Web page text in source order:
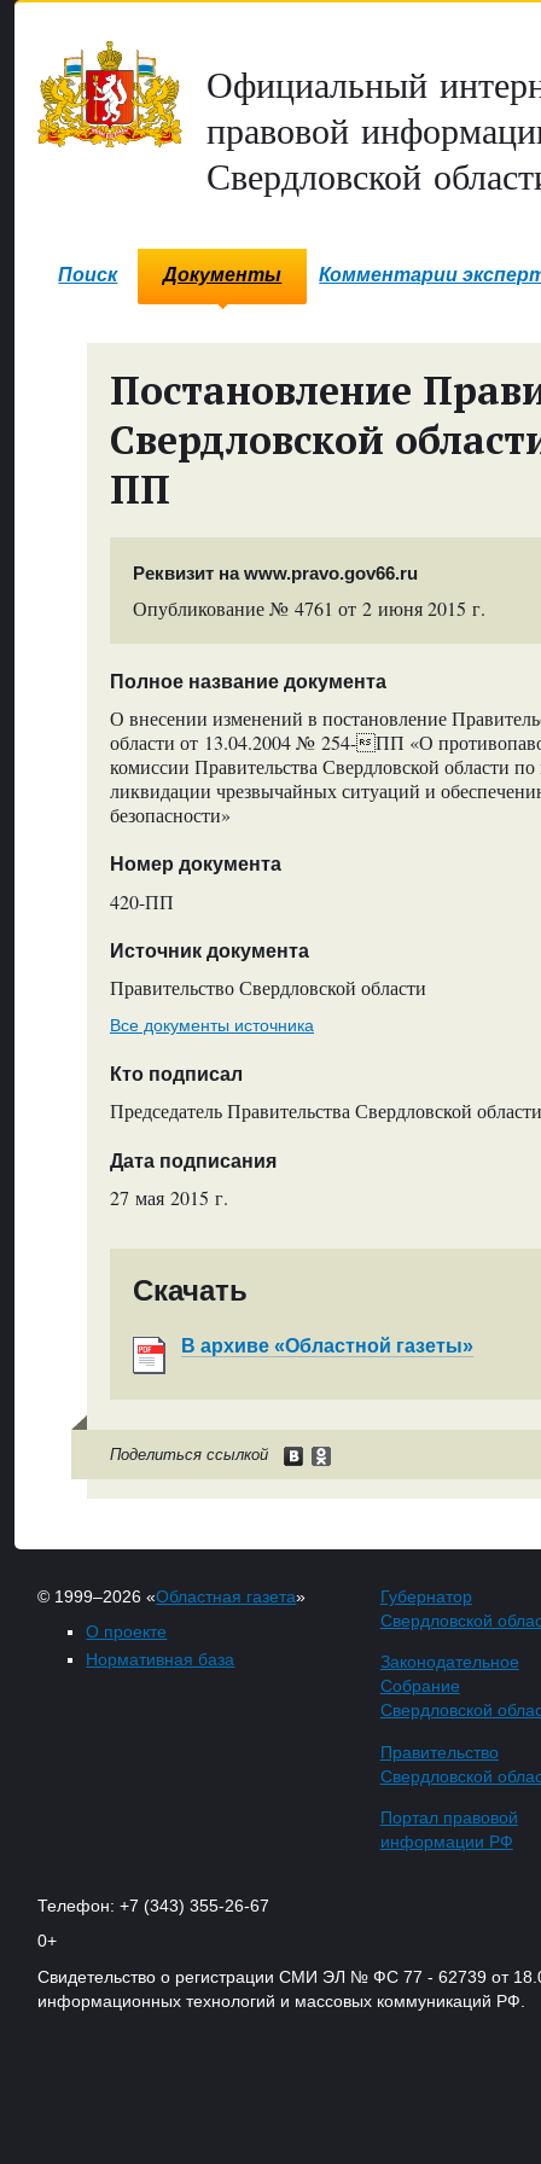
Официальный
правовой
Свердловской
Поиск Документы Комментарии
Постановление
Свердловской
ПП
Реквизит на www.pravo.gov66.ru
Опубликование № 4761 от 2 июня 2015 г.
Полное название документа
О внесении изменений в постановление
области от 13.04.2004 № 254-ПП «О
комиссии Правительства Свердловской области
ликвидации чрезвычайных ситуаций и
безопасности»
Номер документа
420-ПП
Источник документа
Правительство Свердловской области
Все документы источника
Кто подписал
Председатель Правительства Свердловской
Дата подписания
27 мая 2015 г.
Скачать
В архиве «Областной газеты»
Поделиться ссылкой
© 1999–2026 «Областная газета»
О проекте
Нормативная база
Губернатор
Свердловской
Законодательное
Собрание
Свердловской
Правительство
Свердловской
Портал правовой
информации РФ
Телефон: +7 (343) 355-26-67
0+
Свидетельство о регистрации СМИ ЭЛ № ФС 77 - 62739 от
информационных технологий и массовых коммуникаций РФ.